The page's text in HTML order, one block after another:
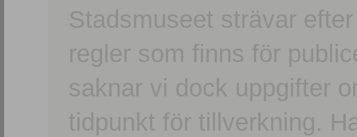
Stadsmuseet strävar
regler som finns för
saknar vi dock uppgifter
tidpunkt för tillverkning.